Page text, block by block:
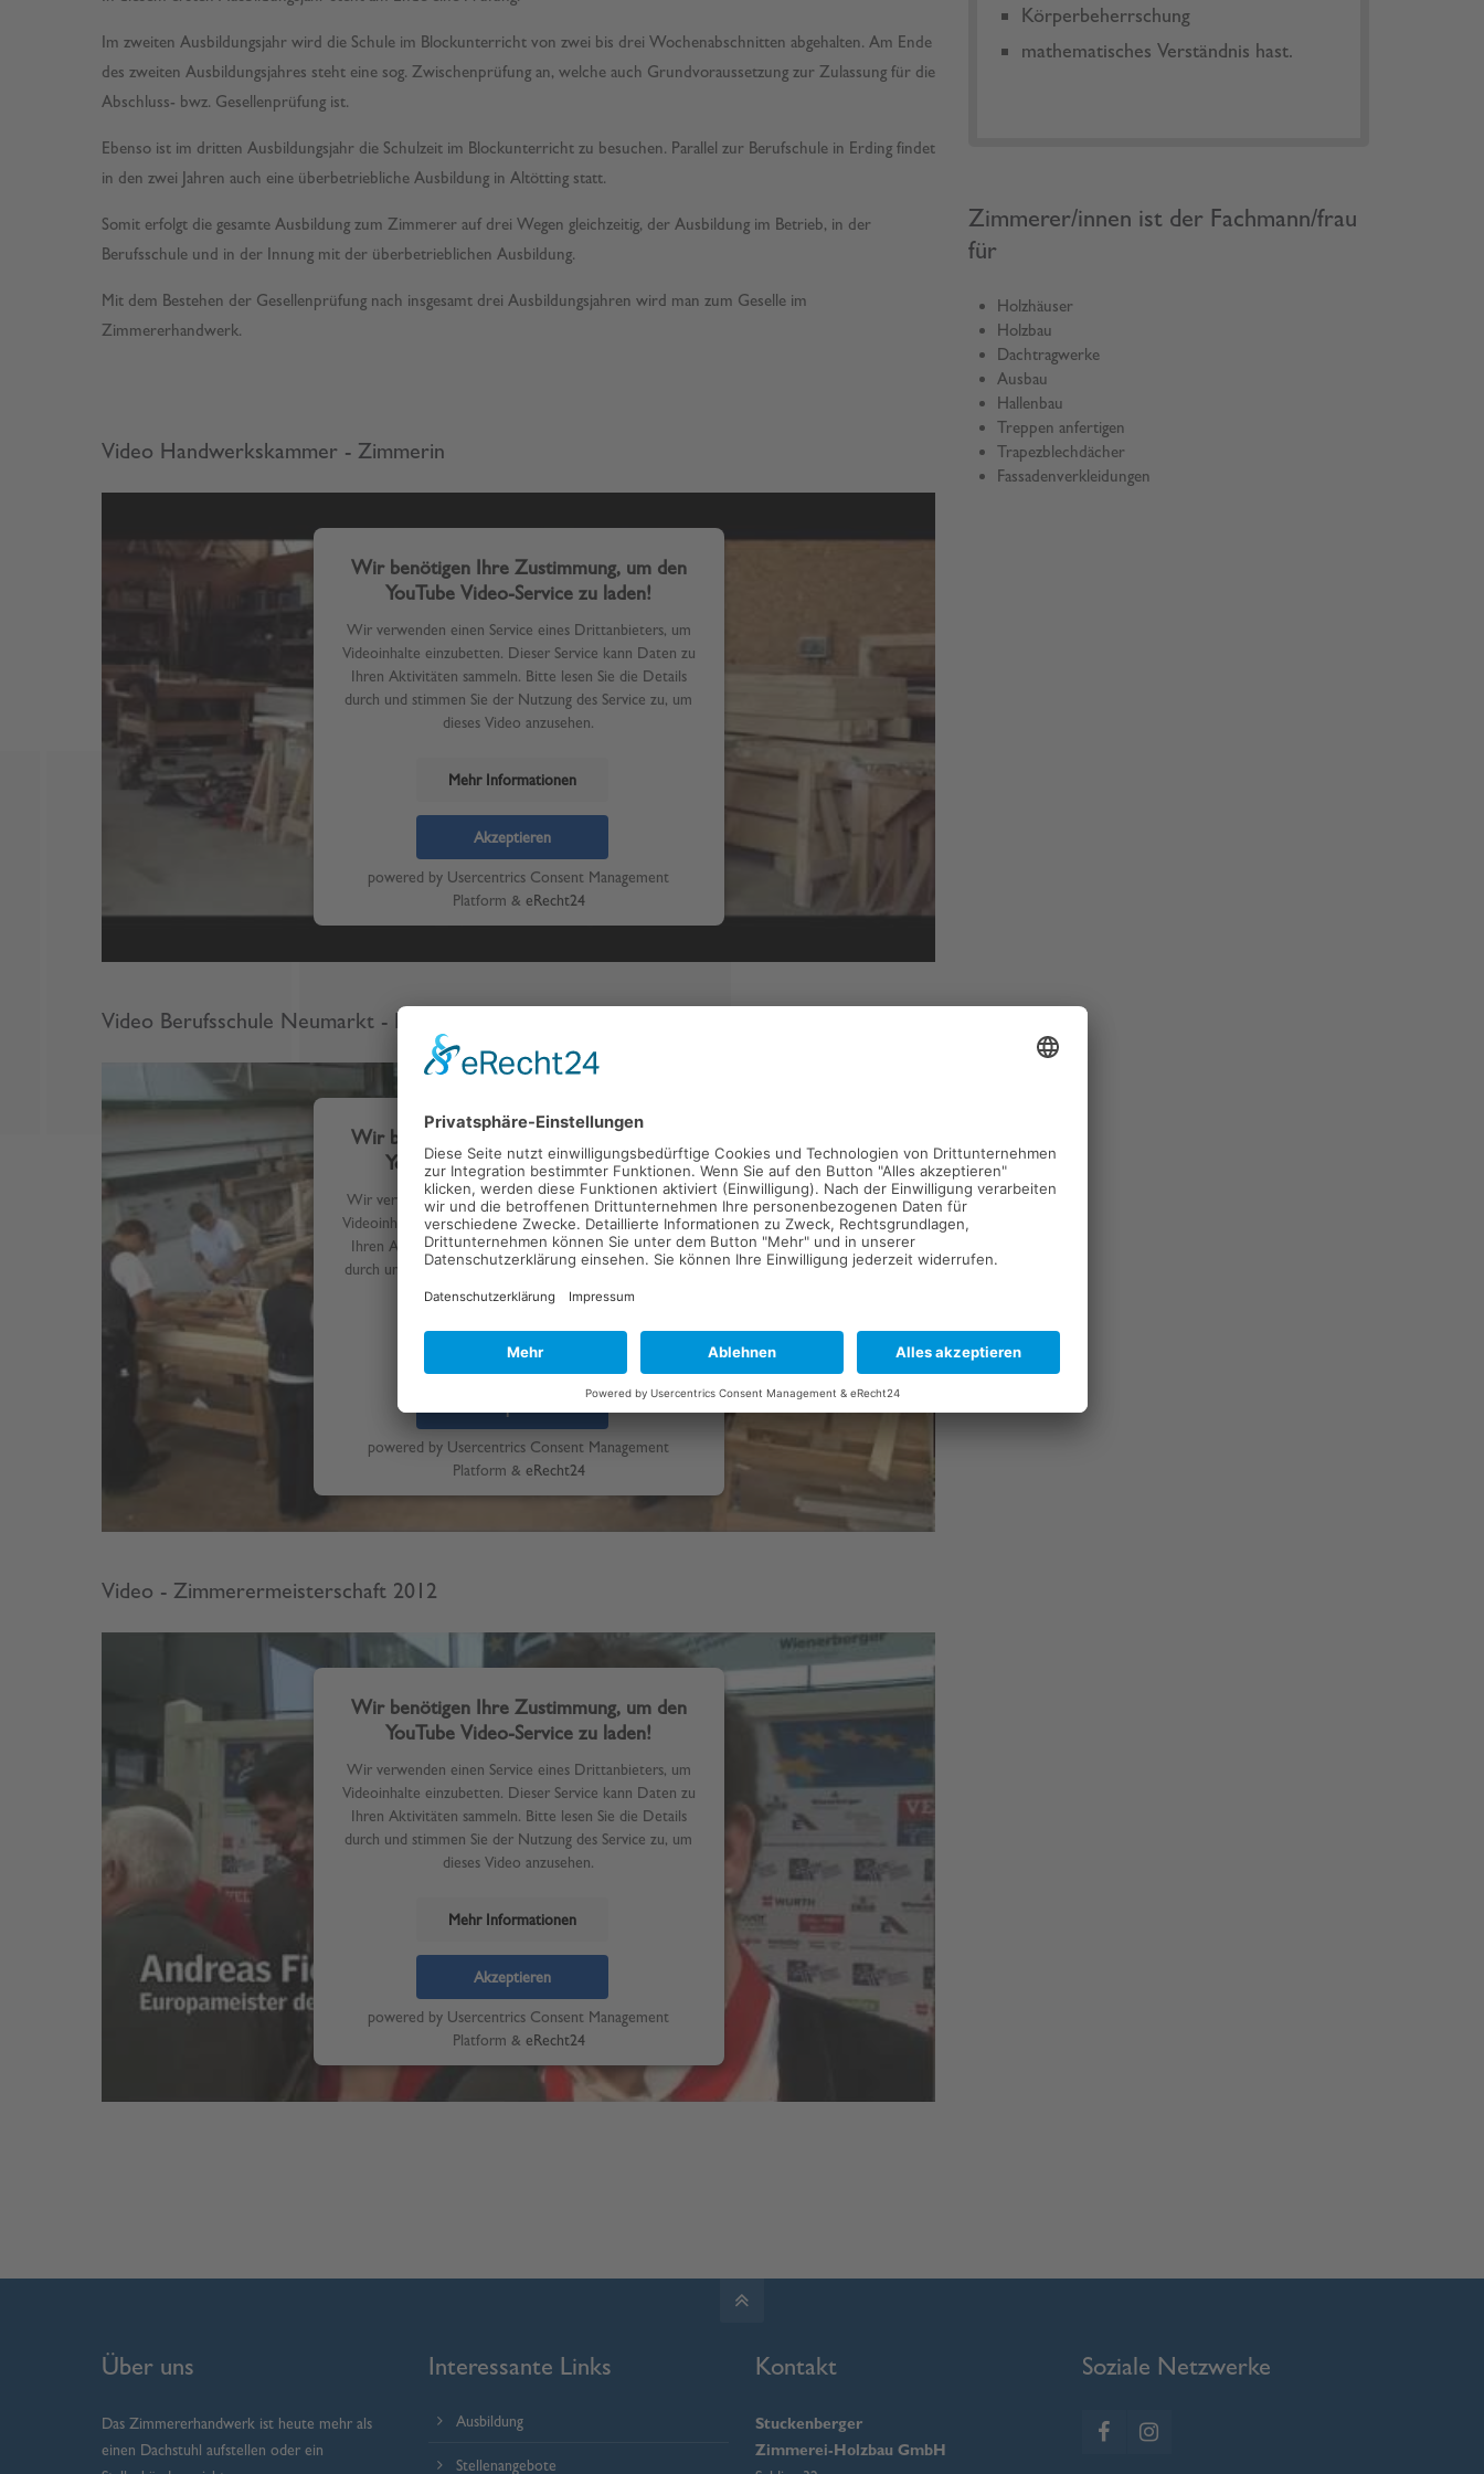
Im zweiten Ausbildungsjahr wird die Schule im Blockunterricht von zwei bis drei Wochenabschnitten abgehalten. Am Ende
des zweiten Ausbildungsjahres steht eine sog. Zwischenprüfung an, welche auch Grundvoraussetzung zur Zulassung für die
Abschluss- bwz. Gesellenprüfung ist.
Ebenso ist im dritten Ausbildungsjahr die Schulzeit im Blockunterricht zu besuchen. Parallel zur Berufschule in Erding findet
in den zwei Jahren auch eine überbetriebliche Ausbildung in Altötting statt.
Somit erfolgt die gesamte Ausbildung zum Zimmerer auf drei Wegen gleichzeitig, der Ausbildung im Betrieb, in der
Berufsschule und in der Innung mit der überbetrieblichen Ausbildung.
Mit dem Bestehen der Gesellenprüfung nach insgesamt drei Ausbildungsjahren wird man zum Geselle im
Zimmererhandwerk.
Video Handwerkskammer - Zimmerin
Wir benötigen Ihre Zustimmung, um den
YouTube Video-Service zu laden!
Wir verwenden einen Service eines Drittanbieters, um
Videoinhalte einzubetten. Dieser Service kann Daten zu
Ihren Aktivitäten sammeln. Bitte lesen Sie die Details
durch und stimmen Sie der Nutzung des Service zu, um
dieses Video anzusehen.
Mehr Informationen
Akzeptieren
powered by Usercentrics Consent Management
Platform & eRecht24
Video Berufsschule Neumarkt - BGJ Zimmerer
Wir benötigen Ihre Zustimmung, um den
YouTube Video-Service zu laden!
Wir verwenden einen Service eines Drittanbieters, um
Videoinhalte einzubetten. Dieser Service kann Daten zu
Ihren Aktivitäten sammeln. Bitte lesen Sie die Details
durch und stimmen Sie der Nutzung des Service zu, um
dieses Video anzusehen.
Mehr Informationen
powered by Usercentrics Consent Management
Platform & eRecht24
Video - Zimmerermeisterschaft 2012
Wir benötigen Ihre Zustimmung, um den
YouTube Video-Service zu laden!
Wir verwenden einen Service eines Drittanbieters, um
Videoinhalte einzubetten. Dieser Service kann Daten zu
Ihren Aktivitäten sammeln. Bitte lesen Sie die Details
durch und stimmen Sie der Nutzung des Service zu, um
dieses Video anzusehen.
Mehr Informationen
Akzeptieren
powered by Usercentrics Consent Management
Platform & eRecht24
Körperbeherrschung
mathematisches Verständnis hast.
Zimmerer/innen ist der Fachmann/frau
für
Holzhäuser
Holzbau
Dachtragwerke
Ausbau
Hallenbau
Treppen anfertigen
Trapezblechdächer
Fassadenverkleidungen
Über uns
Das Zimmererhandwerk ist heute mehr als
einen Dachstuhl aufstellen oder ein
Interessante Links
Ausbildung
Stellenangebote
Kontakt
Stuckenberger
Zimmerei-Holzbau GmbH
Soziale Netzwerke